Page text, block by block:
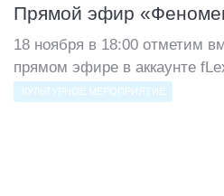
Прямой эфир
18 ноября в 18:00 отметим
прямом эфире в аккаунте
КУЛЬТУРНОЕ МЕРОПРИЯТИЕ